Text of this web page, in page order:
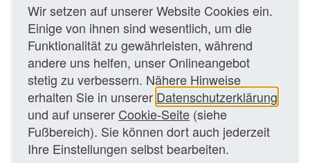
Böhmermann sagt, worum’s im neuen ZDF-Magazin
geht, mit einem Zitat: „Unerbittlich nach schadhaften
Stellen in unserer Demokratie fahnden und furchtlos
Wir setzen auf unserer Website Cookies ein.
Einige von ihnen sind wesentlich, um die
Funktionalität zu gewährleisten, während
andere uns helfen, unser Onlineangebot
stetig zu verbessern. Nähere Hinweise
erhalten Sie in unserer Datenschutzerklärung
und auf unserer Cookie-Seite (siehe
Fußbereich). Sie können dort auch jederzeit
Ihre Einstellungen selbst bearbeiten.